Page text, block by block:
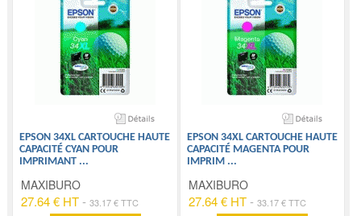
EPSON 34XL CARTOUCHE HAUTE
CAPACITÉ CYAN POUR
IMPRIMANT ...
MAXIBURO
27.64 € HT -33.17 € TTC
EPSON 34XL CARTOUCHE HAUTE
CAPACITÉ MAGENTA POUR
IMPRIM ...
MAXIBURO
27.64 € HT- 33.17 € TTC